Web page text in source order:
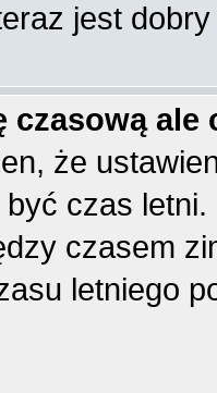
jest
czasową
że
czas
czasem
letniego